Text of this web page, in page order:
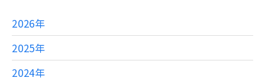
2026年
2025年
2024年